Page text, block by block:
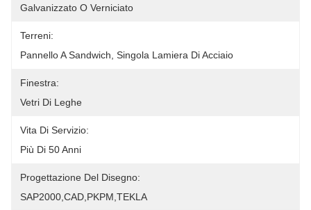
Galvanizzato O Verniciato
Terreni:
Pannello A Sandwich, Singola Lamiera Di Acciaio
Finestra:
Vetri Di Leghe
Vita Di Servizio:
Più Di 50 Anni
Progettazione Del Disegno:
SAP2000,CAD,PKPM,TEKLA